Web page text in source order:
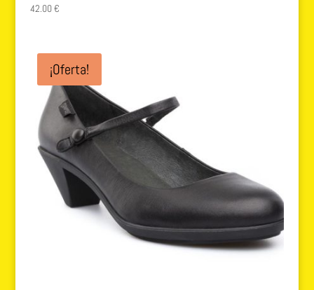
42.00€
¡Oferta!